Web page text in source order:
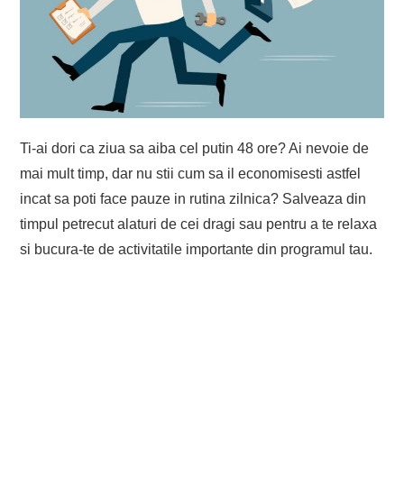
EVENIMENTE
TECH
BICICLETE
Ti-ai dori ca ziua sa aiba cel putin 48 ore? Ai nevoie de
mai mult timp, dar nu stii cum sa il economisesti astfel
incat sa poti face pauze in rutina zilnica? Salveaza din
timpul petrecut alaturi de cei dragi sau pentru a te relaxa
si bucura-te de activitatile importante din programul tau.